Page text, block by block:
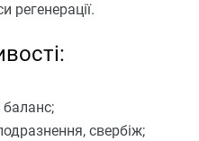
регенерації.
баланс;
свербіж;